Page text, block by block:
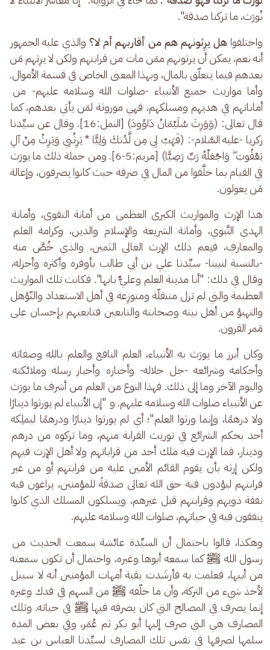
نُورَث، ما تركنا صدقة".
واختلفوا هل يرِثونهم هم من أقاربهم أم لا؟ والذي عليه الجمهور
أنه نعم، يمكن أن يرثونهم ممَن مات من قرابتهم ولكن لا يرِثهم مَن
بعدهم فيما يتعلّق بالمال، وبهذا المعنى الخاص في قسمة الأموال.
وأما مواريث جميع الأنبياء -صلوات الله وسلامه عليهم- من
أماناتهم في هديهم ومسلكهم، فهي موروثة لمَن يأتي بعدهم، كما
قال تعالى: (وَوَرِثَ سُلَيْمَانُ دَاوُودَ) [النمل:16]. وقال عن سيِّدنا
زكريا -عليه السَّلام-: (فَهَبْ لِي مِن لَّدُنكَ وَلِيًّا ‎* يَرِثُنِي وَيَرِثُ مِنْ آلِ
يَعْقُوبَ ۖ وَاجْعَلْهُ رَبِّ رَضِيًّا) [مريم:5-6]‎. ومن جملة ذلك ما يورَث
في القيام بما خلَّفوا من المال في صرفه حيث كانوا يصرفون، وإعالة
مَن يعولون.
هذا الإرث والمواريث الكبرى العظمى من أمانة التقوى، وأمانة
الهدي النَّبوي، وأمانة الشريعة والإسلام والدين، وكرامة العلم
والمعارف، فنِعم ذلك الإرث الغالي الثمين، والذي خُصَّ منه
-بالنسبة لنبينا- سيِّدنا علي بن أبي طالب بأوفره وأكثره وأجزله،
وقال في ذلك: "أنا مدينة العلم وعليٌّ بابها". فكانت تلك المواريث
العظيمة والتي لم تزل متنقلّة ومتوزِعة في أهل الاستعداد والتّؤهل
والتهيؤ من أهل بيته وصحابته والتابعين فتابعيهم بإحسان على
مَمر القرون.
وكان أبرز ما يورَث به الأنبياء، العلم النافع والعلم بالله وصفاته
وأحكامه وشرائعه -جل جلاله- وأخباره وأخبار رسله وملائكته
واليوم الآخر وما إلى ذلك. فهذا النوع من العلم من أشرف ما يورَث
عن الأنبياء صلوات الله وسلامه عليهم. و "إن الأنبياء لم يورثوا دينارًا
ولا درهمًا، وإنما ورثوا العلم"؛ أي لم يورثوا دينارًا ودرهمًا ليملِكه
أحد بحكم الشرائع في توريث القرابة منهم، وما تركوه من درهم
ودينار، فما الإرث فيه ملك أحد من قراباتهم ولا أهل الإرث فيهم
ولكن إرثه بأن يقوم القائم الأمين عليه من قرابتهم أو من غير
قرابتهم ليؤدون فيه حق الله تعالى صدقةً للمؤمنين، يراعون فيه
نفقة ذويهم وقرابتهم قبل غيرهم، ويسلكون المسلك الذي كانوا
ينفقون فيه في حياتهم، صلوات الله وسلامه عليهم.
وهكذا، قالوا باحتمال أن السيِّدة عائشة سمعت الحديث من
رسول الله ﷺ كما سمعه أبوها وغيره، واحتمال أن تكون سمعته
من أبيها، فعلمت به فأرشَدت بقية أمهات المؤمنين أنه لا سبيل
لأخذ شيء من التركة، وأن ما خلّفه ﷺ من السهم في فدك وغيره
إنما يصرف في المصالح التي كان يصرفه فيها ﷺ في حياته. وتلك
المصارف هي التي صرف إليها أبو بكر ثم عُمَر، وفي بعض المدة
سلمها لصرفها في نفس تلك المصارف لسيِّدنا العباس بن عبد